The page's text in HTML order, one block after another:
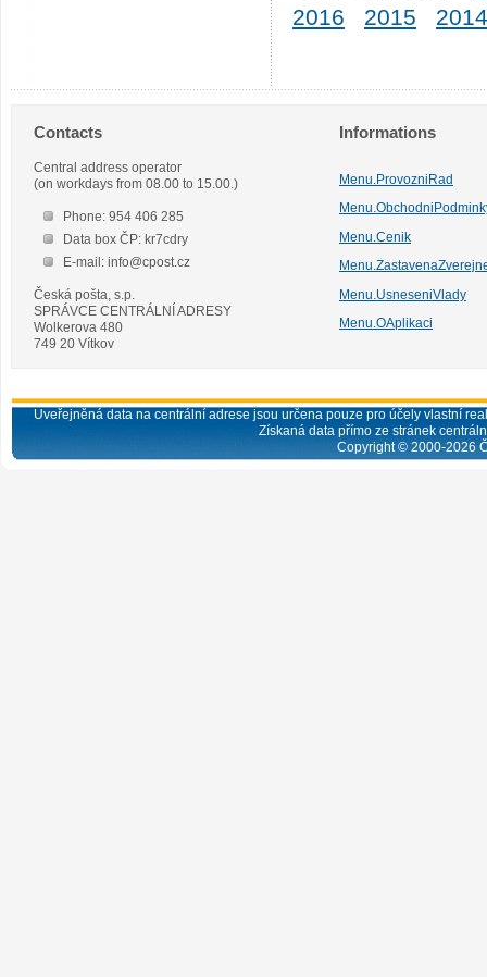
2016
2015 2014
Contacts
Central address operator
(on workdays from 08.00 to 15.00.)
Phone: 954 406 285
Data box ČP: kr7cdry
E-mail: info@cpost.cz
Česká pošta, s.p.
SPRÁVCE CENTRÁLNÍ ADRESY
Wolkerova 480
749 20 Vítkov
Informations
Menu.ProvozniRad
Menu.Cenik
Menu.UsneseniVlady
Menu.OAplikaci
Uveřejněná data na centrální adrese jsou určena pouze pro účely vlastní
Získaná data přímo ze stránek
Copyright © 2000-2026